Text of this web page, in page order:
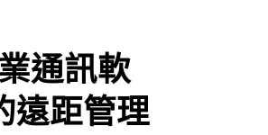
通訊軟
遠距管理